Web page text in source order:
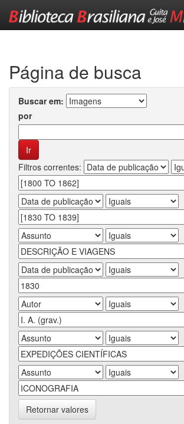
Página de busca
Buscar em:
por
Filtros correntes:
Retornar valores